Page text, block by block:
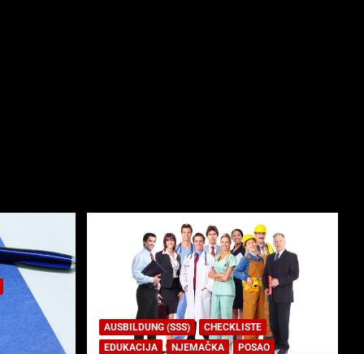
AUSBILDUNG (SSS)
CHECKLISTE
EDUKACIJA
NJEMAČKA POSAO